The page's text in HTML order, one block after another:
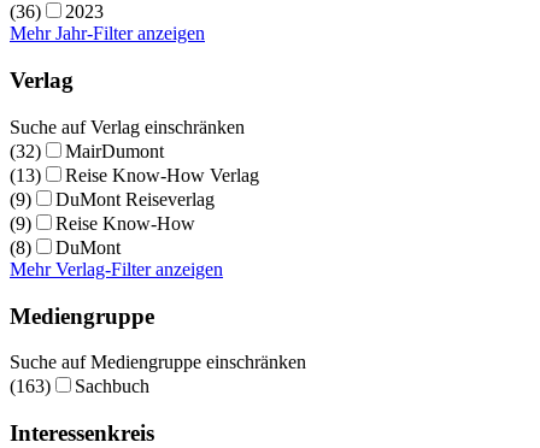
(36)
2023
Mehr Jahr-Filter anzeigen
Verlag
Suche auf Verlag einschränken
(32)
MairDumont
(13)
Reise Know-How Verlag
(9)
DuMont Reiseverlag
(9)
Reise Know-How
(8)
DuMont
Mehr Verlag-Filter anzeigen
Mediengruppe
Suche auf Mediengruppe einschränken
(163)
Sachbuch
Interessenkreis